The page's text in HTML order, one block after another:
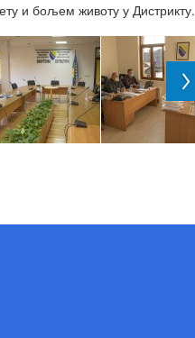
и бољем животу у Дистрикту.